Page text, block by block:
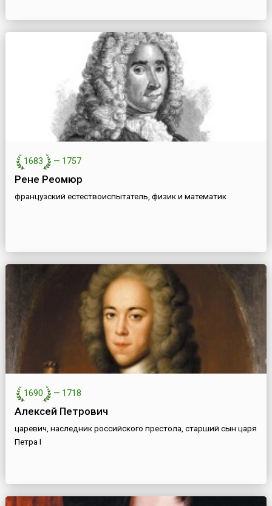
1683 — 1757
Рене Реомюр
французский естествоиспытатель, физик и математик
1690 — 1718
Алексей Петрович
царевич, наследник российского престола, старший сын царя
Петра I